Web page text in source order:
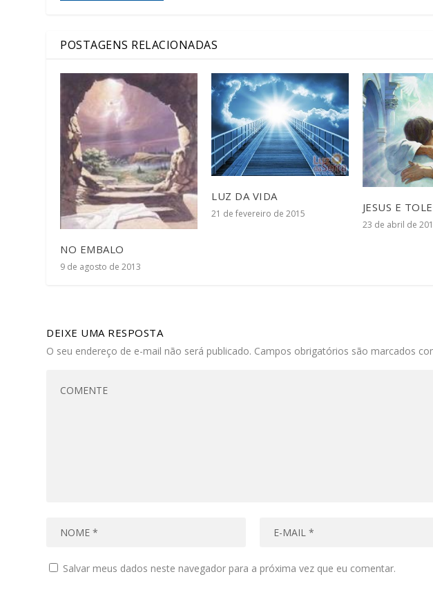
POSTAGENS RELACIONADAS
NO EMBALO
9 de agosto de 2013
LUZ DA VIDA
21 de fevereiro de 2015 JESUS E
23 de abril de
DEIXE UMA RESPOSTA
O seu endereço de e-mail não será publicado. Campos obrigatórios são marcados
Salvar meus dados neste navegador para a próxima vez que eu comentar.